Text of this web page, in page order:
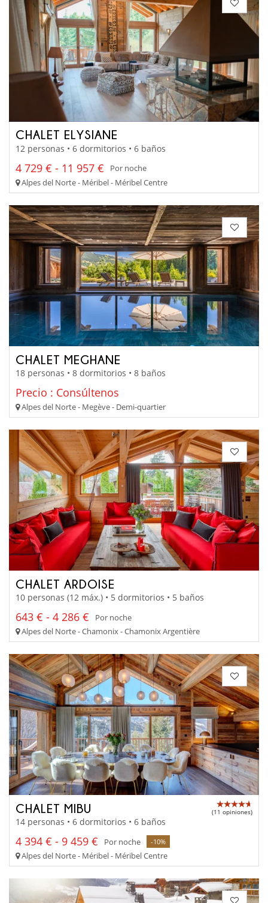
CHALET ELYSIANE
12 personas • 6 dormitorios • 6 baños
4 729 € - 11 957 €
Por noche
Alpes del Norte - Méribel - Méribel Centre
CHALET MEGHANE
18 personas • 8 dormitorios • 8 baños
Precio : Consúltenos
Alpes del Norte - Megève - Demi-quartier
CHALET ARDOISE
10 personas (12 máx.) • 5 dormitorios • 5 baños
643 € - 4 286 €
Por noche
Alpes del Norte - Chamonix - Chamonix Argentière
CHALET MIBU (11 opiniones)
14 personas • 6 dormitorios • 6 baños
4 394 € - 9 459 € Por noche -10%
Alpes del Norte - Méribel - Méribel Centre